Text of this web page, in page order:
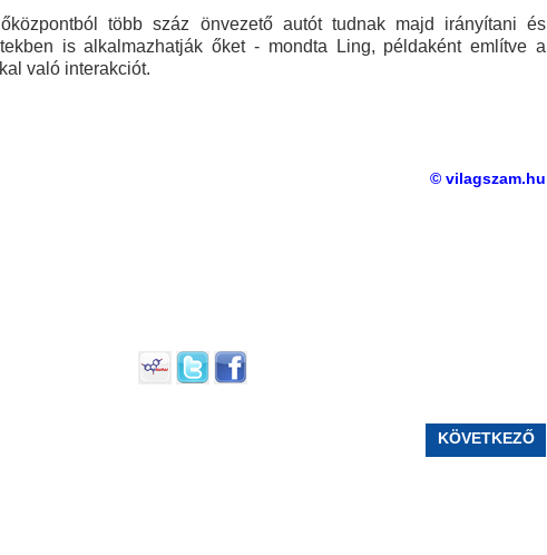
több száz önvezető autót tudnak majd irányítani és
is alkalmazhatják őket - mondta Ling, példaként említve a
való interakciót.
© vilagszam.hu
KÖVETKEZŐ